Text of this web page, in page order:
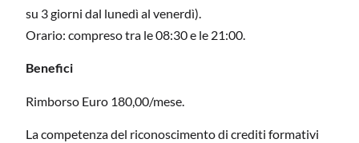
su 3 giorni dal lunedì al venerdì).
Orario: compreso tra le 08:30 e le 21:00.
Benefici
Rimborso Euro 180,00/mese.
La competenza del riconoscimento di crediti formativi